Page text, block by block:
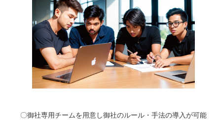
〇御社専用チームを用意し御社のルール・手法の導入が可能